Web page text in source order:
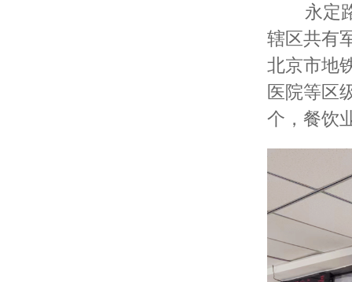
永定
辖区共有
北京市地
医院等区
个，餐饮